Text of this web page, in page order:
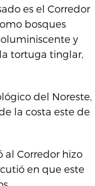
es el Corredor
bosques
y
tortuga tinglar,
del Noreste,
la costa este de
al Corredor hizo
en que este